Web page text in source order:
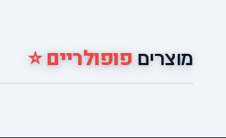
מוצרים פופולריים ⭐